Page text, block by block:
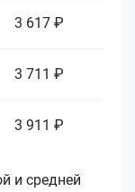
3 617 ₽
3 711 ₽
3 911 ₽
и средней